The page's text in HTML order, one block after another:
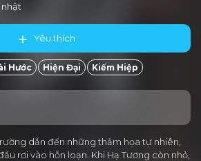
Yêu thích
Hước Hiện Đại Kiếm Hiệp
dẫn đến những thảm họa tự nhiên,
rơi vào hỗn loạn. Khi Hạ Tương còn nhỏ,